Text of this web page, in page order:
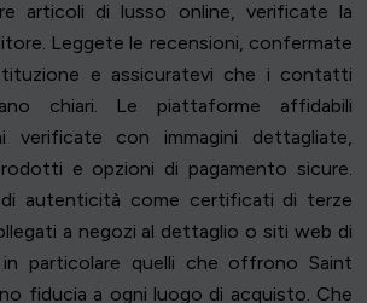
articoli di lusso online, verificate la
Leggete le recensioni, confermate
e assicuratevi che i contatti
chiari. Le piattaforme affidabili
verificate con immagini dettagliate,
e opzioni di pagamento sicure.
di autenticità come certificati di terze
a negozi al dettaglio o siti web di
particolare quelli che offrono Saint
fiducia a ogni luogo di acquisto. Che